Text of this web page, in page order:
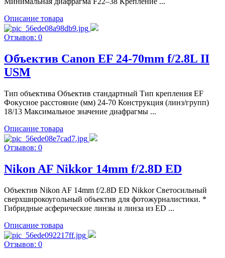
Описание товара
Отзывов: 0
Объектив Canon EF 24-70mm f/2.8L II
USM
Тип объектива Объектив стандартный Тип крепления EF
Фокусное расстояние (мм) 24-70 Конструкция (линз/групп)
18/13 Максимальное значение диафрагмы ...
Описание товара
Отзывов: 0
Nikon AF Nikkor 14mm f/2.8D ED
Объектив Nikon AF 14mm f/2.8D ED Nikkor Светосильный
сверхширокоугольный объектив для фотожурналистики. *
Гибридные асферические линзы и линза из ED ...
Описание товара
Отзывов: 0